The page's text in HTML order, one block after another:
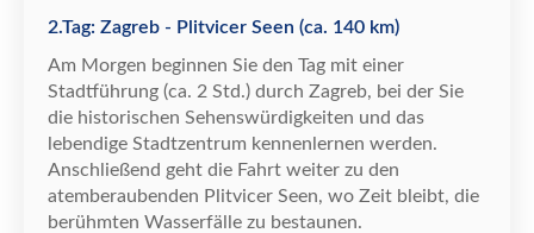
2.Tag: Zagreb - Plitvicer Seen (ca. 140 km)
Am Morgen beginnen Sie den Tag mit einer
Stadtführung (ca. 2 Std.) durch Zagreb, bei der Sie
die historischen Sehenswürdigkeiten und das
lebendige Stadtzentrum kennenlernen werden.
Anschließend geht die Fahrt weiter zu den
atemberaubenden Plitvicer Seen, wo Zeit bleibt, die
berühmten Wasserfä lle zu bestaunen.